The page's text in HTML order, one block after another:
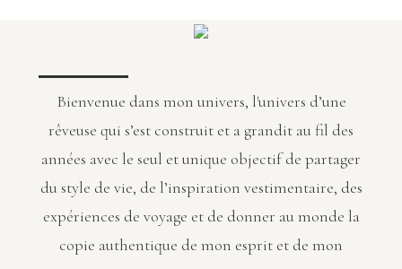
Bienvenue dans mon univers, l'univers d’une
rêveuse qui s’est construit et a grandit au fil des
années avec le seul et unique objectif de partager
du style de vie, de l’inspiration vestimentaire, des
expériences de voyage et de donner au monde la
copie authentique de mon esprit et de mon